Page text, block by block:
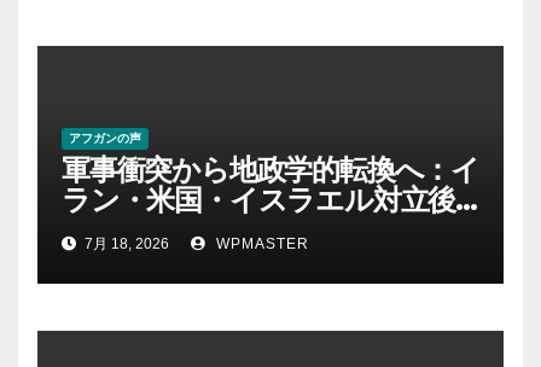
アフガンの声
軍事衝突から地政学的転換へ：イ
ラン・米国・イスラエル対立後
の中東における権力・抵抗・世
界秩序の再定義ー第１部
7月 18, 2026 WPMASTER